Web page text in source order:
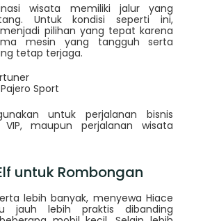
wisata memiliki jalur yang
Untuk kondisi seperti ini,
pilihan yang tepat karena
mesin yang tangguh serta
tetap terjaga.
Sport
untuk perjalanan bisnis
maupun perjalanan wisata
untuk Rombongan
lebih banyak, menyewa Hiace
jauh lebih praktis dibanding